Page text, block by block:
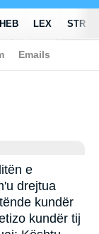
e
drejtua
kundër
kundër tij